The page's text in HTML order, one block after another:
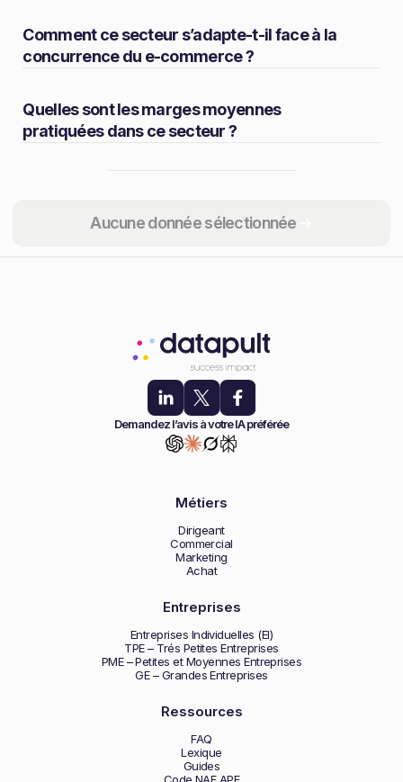
Aucune donnée sélectionnée
Comment ce secteur s’adapte-t-il face à la
concurrence du e-commerce ?
Quelles sont les marges moyennes
pratiquées dans ce secteur ?
Partager
Demandez l’avis à votre IA préférée
Métiers
Dirigeant
Commercial
Marketing
Achat
Entreprises
Entreprises Individuelles (EI)
TPE – Trés Petites Entreprises
PME – Petites et Moyennes Entreprises
GE – Grandes Entreprises
Ressources
FAQ
Lexique
Guides